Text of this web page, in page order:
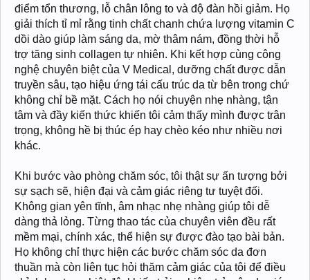
điểm tổn thương, lỗ chân lông to và độ đàn hồi giảm. Họ
giải thích tỉ mỉ rằng tinh chất chanh chứa lượng vitamin C
dồi dào giúp làm sáng da, mờ thâm nám, đồng thời hỗ
trợ tăng sinh collagen tự nhiên. Khi kết hợp cùng công
nghệ chuyên biệt của V Medical, dưỡng chất được dẫn
truyền sâu, tạo hiệu ứng tái cấu trúc da từ bên trong chứ
không chỉ bề mặt. Cách họ nói chuyện nhẹ nhàng, tận
tâm và đầy kiến thức khiến tôi cảm thấy mình được trân
trọng, không hề bị thúc ép hay chèo kéo như nhiều nơi
khác.
Khi bước vào phòng chăm sóc, tôi thật sự ấn tượng bởi
sự sạch sẽ, hiện đại và cảm giác riêng tư tuyệt đối.
Không gian yên tĩnh, âm nhạc nhẹ nhàng giúp tôi dễ
dàng thả lỏng. Từng thao tác của chuyên viên đều rất
mềm mại, chính xác, thể hiện sự được đào tạo bài bản.
Họ không chỉ thực hiện các bước chăm sóc da đơn
thuần mà còn liên tục hỏi thăm cảm giác của tôi để điều